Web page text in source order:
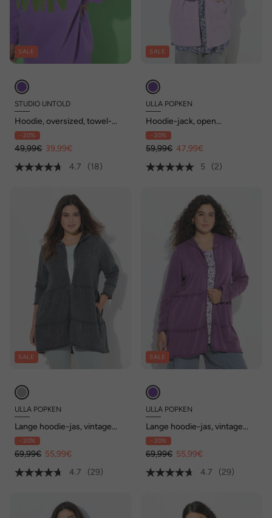
SALE
STUDIO UNTOLD
Hoodie, oversized, towel-
statementprint, capuchon
- 20%
49,99€ 39,99€
4.7
(18)
SALE
ULLA POPKEN
Hoodie-jack, open
afgewerkte kanten,
capuchon, V-hals, lange
mouw
- 20%
59,99€ 47,99€
5
(2)
SALE
ULLA POPKEN
Lange hoodie-jas, vintage
look, A-lijn, capuchon
- 20%
69,99€ 55,99€
4.7
(29)
SALE
ULLA POPKEN
Lange hoodie-jas, vintage
look, A-lijn, capuchon
- 20%
69,99€ 55,99€
4.7
(29)